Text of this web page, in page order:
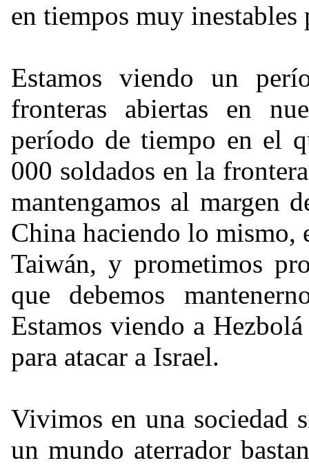
en tiempos muy
Estamos viendo un
fronteras abiertas en
período de tiempo en el
000 soldados en la
mantengamos al margen
China haciendo lo mismo,
Taiwán, y prometimos
que debemos
Estamos viendo a
para atacar a Israel.
Vivimos en una sociedad
un mundo aterrador